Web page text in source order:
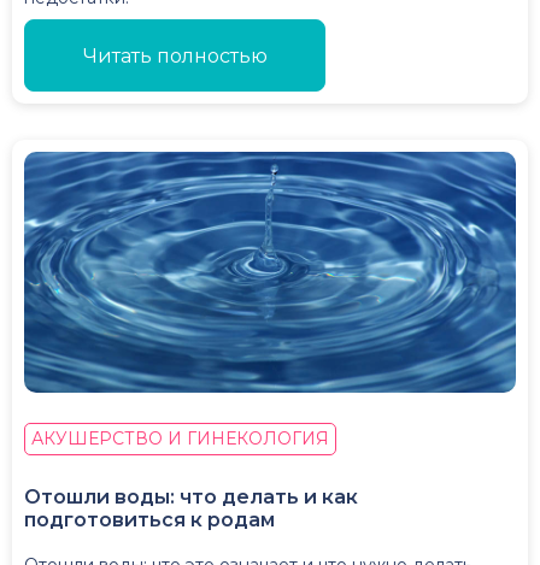
Читать полностью
АКУШЕРСТВО И ГИНЕКОЛОГИЯ
Отошли воды: что делать и как
подготовиться к родам